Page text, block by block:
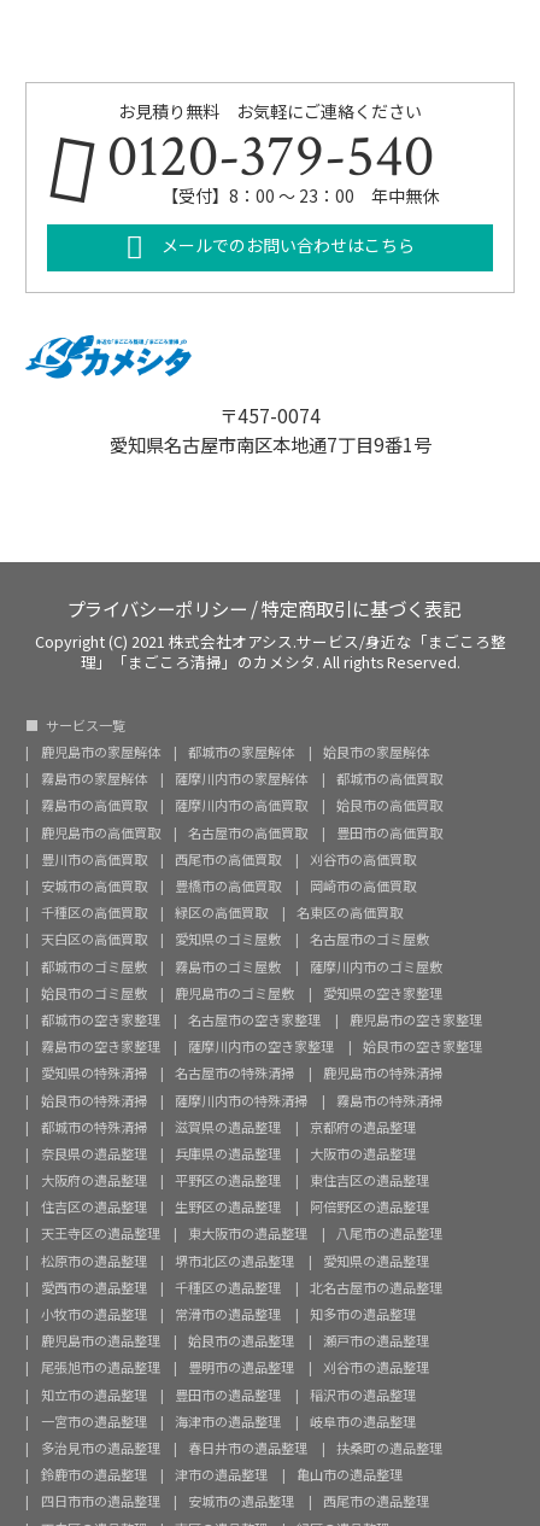
お見積り無料 お気軽にご連絡ください
0120-379-540
【受付】8：00 ～ 23：00 年中無休
メールでのお問い合わせはこちら
〒457-0074
愛知県名古屋市南区本地通7丁目9番1号
プライバシーポリシー /特定商取引に基づく表記
Copyright (C) 2021 株式会社オアシス.サービス/身近な「まごころ整
理」「まごころ清掃」のカメシタ. All rights Reserved.
サービス一覧
鹿児島市の家屋解体
都城市の家屋解体
姶良市の家屋解体
霧島市の家屋解体
薩摩川内市の家屋解体
都城市の高価買取
霧島市の高価買取
薩摩川内市の高価買取
姶良市の高価買取
鹿児島市の高価買取
名古屋市の高価買取
豊田市の高価買取
豊川市の高価買取
西尾市の高価買取
刈谷市の高価買取
安城市の高価買取
豊橋市の高価買取
岡崎市の高価買取
千種区の高価買取
緑区の高価買取
名東区の高価買取
天白区の高価買取
愛知県のゴミ屋敷
名古屋市のゴミ屋敷
都城市のゴミ屋敷
霧島市のゴミ屋敷
薩摩川内市のゴミ屋敷
姶良市のゴミ屋敷
鹿児島市のゴミ屋敷
愛知県の空き家整理
都城市の空き家整理
名古屋市の空き家整理
鹿児島市の空き家整理
霧島市の空き家整理
薩摩川内市の空き家整理
姶良市の空き家整理
愛知県の特殊清掃
名古屋市の特殊清掃
鹿児島市の特殊清掃
姶良市の特殊清掃
薩摩川内市の特殊清掃
霧島市の特殊清掃
都城市の特殊清掃
滋賀県の遺品整理
京都府の遺品整理
奈良県の遺品整理
兵庫県の遺品整理
大阪市の遺品整理
大阪府の遺品整理
平野区の遺品整理
東住吉区の遺品整理
住吉区の遺品整理
生野区の遺品整理
阿倍野区の遺品整理
天王寺区の遺品整理
東大阪市の遺品整理
八尾市の遺品整理
松原市の遺品整理
堺市北区の遺品整理
愛知県の遺品整理
愛西市の遺品整理
千種区の遺品整理
北名古屋市の遺品整理
小牧市の遺品整理
常滑市の遺品整理
知多市の遺品整理
鹿児島市の遺品整理
姶良市の遺品整理
瀬戸市の遺品整理
尾張旭市の遺品整理
豊明市の遺品整理
刈谷市の遺品整理
知立市の遺品整理
豊田市の遺品整理
稲沢市の遺品整理
一宮市の遺品整理
海津市の遺品整理
岐阜市の遺品整理
多治見市の遺品整理
春日井市の遺品整理
扶桑町の遺品整理
鈴鹿市の遺品整理
津市の遺品整理
亀山市の遺品整理
四日市市の遺品整理
安城市の遺品整理
西尾市の遺品整理